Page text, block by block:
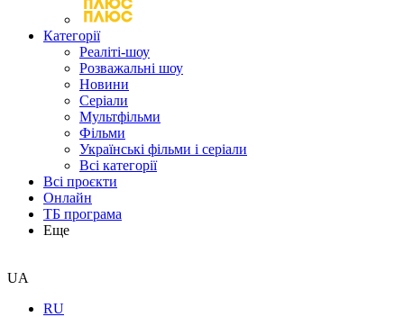
Категорії
Реаліті-шоу
Розважальні шоу
Новини
Серіали
Мультфільми
Фільми
Українські фільми і серіали
Всі категорії
Всі проєкти
Онлайн
ТБ програма
Еще
UA
RU